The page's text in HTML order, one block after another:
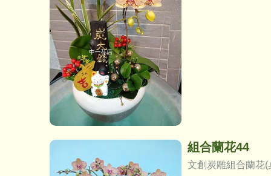
組合蘭花44
文創炭雕組合蘭花(